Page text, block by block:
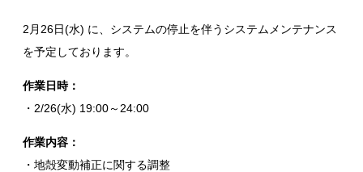
2月26日(水) に、システムの停止を伴うシステムメンテナンス
を予定しております。
作業日時：
・2/26(水) 19:00～24:00
作業内容：
・地殻変動補正に関する調整